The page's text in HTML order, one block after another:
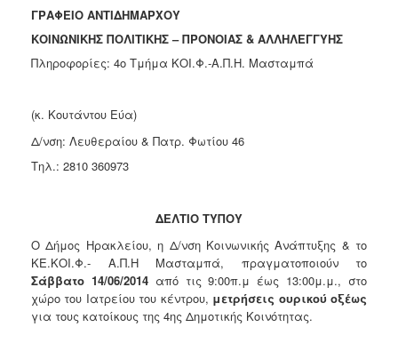
Φυσικές
Καταστροφές
Κέντρα
(Κ.Α.Π.Η.)
Κέντρα
Δημιουργικής
Κέντρα
Ημερήσιας
Φροντίδας
Ηλικιωμένων
(Κ.Η.Φ.Η.)
ΓΡΑΦΕΙΟ ΑΝΤΙΔΗΜΑΡΧΟΥ
ΚΟΙΝΩΝΙΚΗΣ ΠΟΛΙΤΙΚΗΣ – ΠΡΟΝΟΙΑΣ & ΑΛΛΗΛΕΓΓΥΗΣ
Πληροφορίες: 4ο Τμήμα ΚΟΙ.Φ.-Α.Π.Η. Μασταμπά
(κ. Κουτάντου Εύα)
Δ/νση: Λευθεραίου & Πατρ. Φωτίου 46
Τηλ.: 2810 360973
ΔΕΛΤΙΟ ΤΥΠΟΥ
Ο Δήμος Ηρακλείου, η Δ/νση Κοινωνικής Ανάπτυξης & το
ΚΕ.ΚΟΙ.Φ.- Α.Π.Η Μασταμπά, πραγματοποιούν το
Σάββατο 14/06/2014από τις 9:00π.μ έως 13:00μ.μ., στο
χώρο του Ιατρείου του κέντρου, μετρήσεις ουρικού οξέως
για τους κατοίκους της 4ης Δημοτικής Κοινότητας.